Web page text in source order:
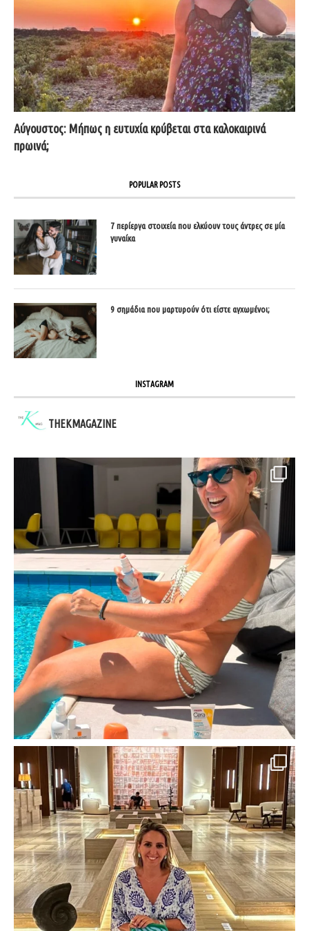
Αύγουστος: Μήπως η ευτυχία κρύβεται στα καλοκαιρινά
πρωινά;
POPULAR POSTS
7 περίεργα στοιχεία που ελκύουν τους άντρες σε μία
γυναίκα
9 σημάδια που μαρτυρούν ότι είστε αγχωμένοι;
INSTAGRAM
THEKMAGAZINE